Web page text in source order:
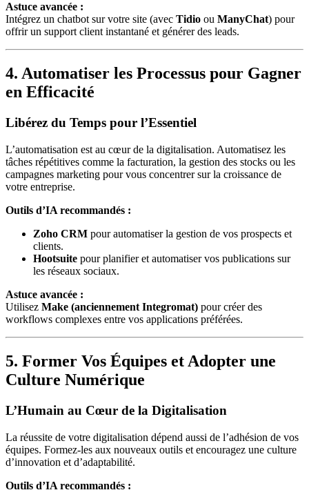
Astuce avancée :
Intégrez un chatbot sur votre site (avec Tidio ou ManyChat) pour
offrir un support client instantané et générer des leads.
4. Automatiser les Processus pour Gagner
en Efficacité
Libérez du Temps pour l’Essentiel
L’automatisation est au cœur de la digitalisation. Automatisez les
tâches répétitives comme la facturation, la gestion des stocks ou les
campagnes marketing pour vous concentrer sur la croissance de
votre entreprise.
Outils d’IA recommandés :
Zoho CRM pour automatiser la gestion de vos prospects et
clients.
Hootsuite pour planifier et automatiser vos publications sur
les réseaux sociaux.
Astuce avancée :
Utilisez Make (anciennement Integromat) pour créer des
workflows complexes entre vos applications préférées.
5. Former Vos Équipes et Adopter une
Culture Numérique
L’Humain au Cœur de la Digitalisation
La réussite de votre digitalisation dépend aussi de l’adhésion de vos
équipes. Formez-les aux nouveaux outils et encouragez une culture
d’innovation et d’adaptabilité.
Outils d’IA recommandés :